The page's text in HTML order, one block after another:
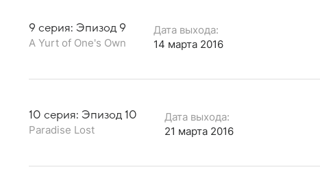
9 серия: Эпизод 9
A Yurt of One's Own
Дата выхода:
14 марта 2016
10 серия: Эпизод 10
Paradise Lost
Дата выхода:
21 марта 2016